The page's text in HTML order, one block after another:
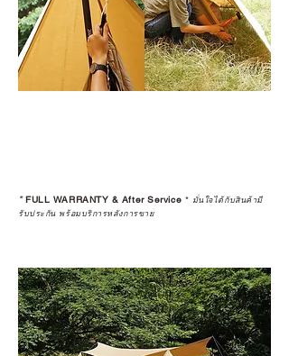
*FULL WARRANTY & After Service * มั่นใจได้กับสินค้ามี
รับประกัน พร้อมบริการหลังการขาย